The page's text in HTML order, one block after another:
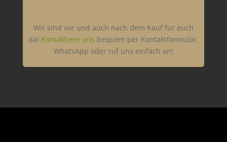
Wir sind vor und auch nach dem Kauf für euch
da! Kontaktiere uns bequem per Kontaktformular,
WhatsApp oder ruf uns einfach an!